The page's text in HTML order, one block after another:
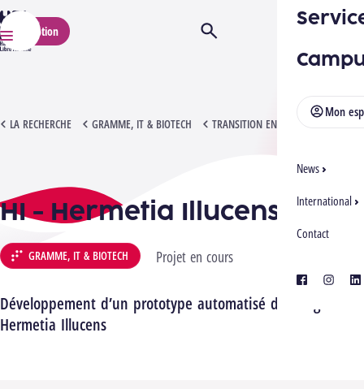
HELMo
Menu
Mon
News
International
Contact
facebook
Inscription Ouvrir/Fermer la recherche
HI - Hermetia Illucens
LA RECHERCHE GRAMME, IT & BIOTECH TRANSITION ENVIRONNEMENTALE
HI - HERMETIA ILLUCENS
GRAMME, IT & BIOTECH Projet en cours
Développement d’un prototype automatisé d’élevage de
Hermetia Illucens